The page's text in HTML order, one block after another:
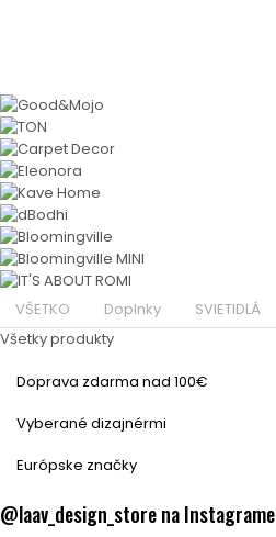
VŠETKO Doplnky SVIETIDLÁ
Všetky produkty
Doprava zdarma nad 100€
Vyberané dizajnérmi
Európske značky
@laav_design_store na Instagrame